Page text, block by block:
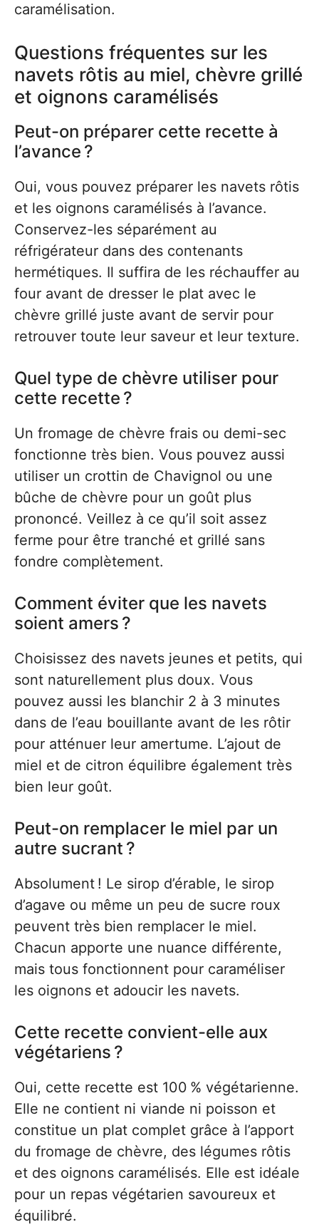
caramélisation.
Questions fréquentes sur les
navets rôtis au miel, chèvre grillé
et oignons caramélisés
Peut-on préparer cette recette à
l’avance ?
Oui, vous pouvez préparer les navets rôtis
et les oignons caramélisés à l’avance.
Conservez-les séparément au
réfrigérateur dans des contenants
hermétiques. Il suffira de les réchauffer au
four avant de dresser le plat avec le
chèvre grillé juste avant de servir pour
retrouver toute leur saveur et leur texture.
Quel type de chèvre utiliser pour
cette recette ?
Un fromage de chèvre frais ou demi-sec
fonctionne très bien. Vous pouvez aussi
utiliser un crottin de Chavignol ou une
bûche de chèvre pour un goût plus
prononcé. Veillez à ce qu’il soit assez
ferme pour être tranché et grillé sans
fondre complètement.
Comment éviter que les navets
soient amers ?
Choisissez des navets jeunes et petits, qui
sont naturellement plus doux. Vous
pouvez aussi les blanchir 2 à 3 minutes
dans de l’eau bouillante avant de les rôtir
pour atténuer leur amertume. L’ajout de
miel et de citron équilibre également très
bien leur goût.
Peut-on remplacer le miel par un
autre sucrant ?
Absolument ! Le sirop d’érable, le sirop
d’agave ou même un peu de sucre roux
peuvent très bien remplacer le miel.
Chacun apporte une nuance différente,
mais tous fonctionnent pour caraméliser
les oignons et adoucir les navets.
Cette recette convient-elle aux
végétariens ?
Oui, cette recette est 100 % végétarienne.
Elle ne contient ni viande ni poisson et
constitue un plat complet grâce à l’apport
du fromage de chèvre, des légumes rôtis
et des oignons caramélisés. Elle est idéale
pour un repas végétarien savoureux et
équilibré.